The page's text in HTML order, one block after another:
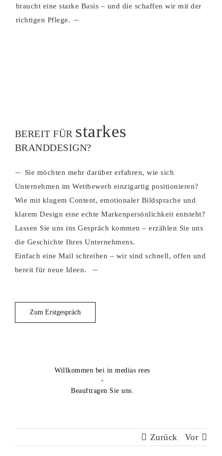
braucht eine starke Basis – und die schaffen wir mit der
richtigen Pflege. ---
BEREIT FÜR starkes
BRANDDESIGN?
---
Sie möchten mehr darüber erfahren, wie sich
Unternehmen im Wettbewerb einzigartig positionieren?
Wie mit klugem Content, emotionaler Bildsprache und
klarem Design eine echte Markenpersönlichkeit entsteht?
Lassen Sie uns ins Gespräch kommen – erzählen Sie uns
die Geschichte Ihres Unternehmens.
Einfach eine Mail schreiben – wir sind schnell, offen und
bereit für neue Ideen.
---
Zum Erstgespräch
Willkommen bei in medias rees
-
Beauftragen Sie uns.
Zurück Vor